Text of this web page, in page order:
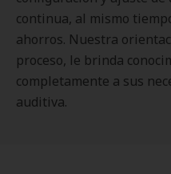
continua, al mismo
ahorros. Nuestra
proceso, le brinda
completamente a sus
auditiva.